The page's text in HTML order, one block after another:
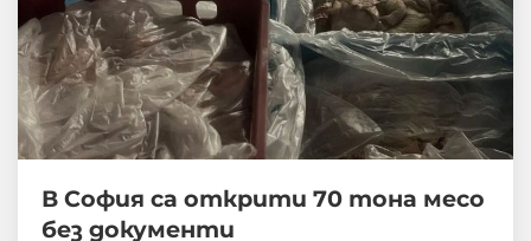
В София са открити 70 тона месо
без документи